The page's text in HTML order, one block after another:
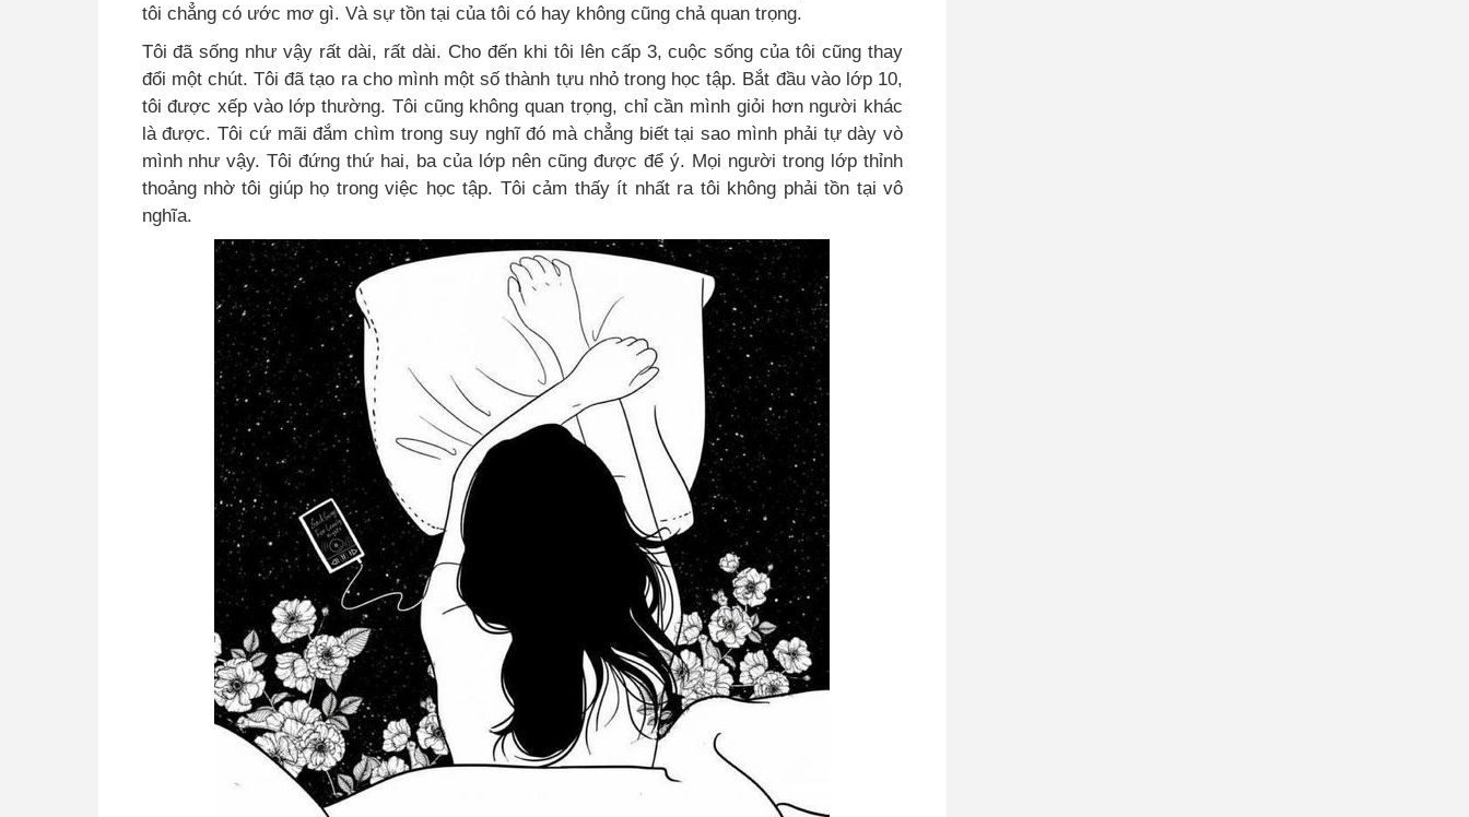
tôi chẳng có ước mơ gì. Và sự tồn tại của tôi có hay không cũng chả quan trọng.
Tôi đã sống như vậy rất dài, rất dài. Cho đến khi tôi lên cấp 3, cuộc sống của tôi cũng thay
đổi một chút. Tôi đã tạo ra cho mình một số thành tựu nhỏ trong học tập. Bắt đầu vào lớp 10,
tôi được xếp vào lớp thường. Tôi cũng không quan trọng, chỉ cần mình giỏi hơn người khác
là được. Tôi cứ mãi đắm chìm trong suy nghĩ đó mà chẳng biết tại sao mình phải tự dày vò
mình như vậy. Tôi đứng thứ hai, ba của lớp nên cũng được để ý. Mọi người trong lớp thỉnh
thoảng nhờ tôi giúp họ trong việc học tập. Tôi cảm thấy ít nhất ra tôi không phải tồn tại vô
nghĩa.